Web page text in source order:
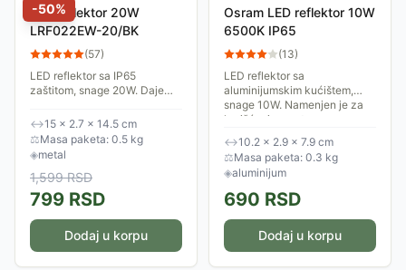
-50%
LED reflektor 20W
LRF022EW-20/BK
(57)
LED reflektor sa IP65
zaštitom, snage 20W. Daje
↔15 × 2.7 × 14.5 cm
⚖Masa paketa: 0.5 kg
◈metal
1,599RSD
799 RSD
Dodaj u korpu
Osram LED reflektor 10W
6500K IP65
(13)
LED reflektor sa
aluminijumskim kućištem,
snage 10W. Namenjen je za
korišćenje na otvorenom,
IP65 stepenu zaštite. Daje...
↔10.2 × 2.9 × 7.9 cm
⚖Masa paketa: 0.3 kg
◈aluminijum
690 RSD
Dodaj u korpu